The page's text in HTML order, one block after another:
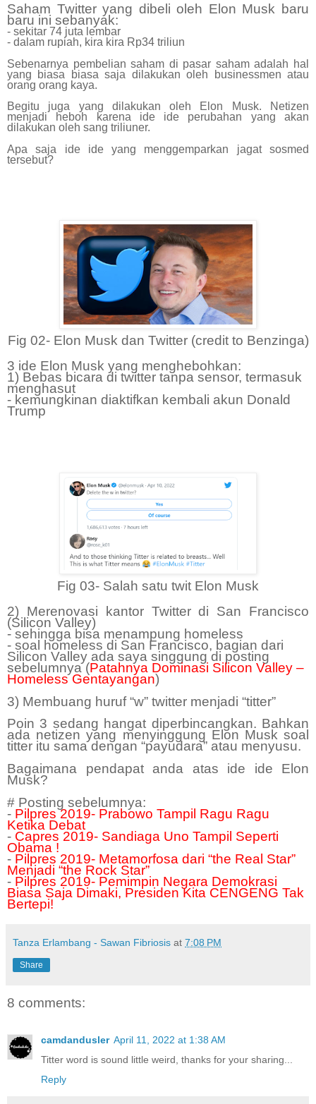
Saham Twitter yang dibeli oleh Elon Musk baru
baru ini sebanyak:
- sekitar 74 juta lembar
- dalam rupiah, kira kira Rp34 triliun
Sebenarnya pembelian saham di pasar saham adalah hal
yang biasa biasa saja dilakukan oleh businessmen atau
orang orang kaya.
Begitu juga yang dilakukan oleh Elon Musk. Netizen
menjadi heboh karena ide ide perubahan yang akan
dilakukan oleh sang triliuner.
Apa saja ide ide yang menggemparkan jagat sosmed
tersebut?
Fig 02- Elon Musk dan Twitter (credit to Benzinga)
3 ide Elon Musk yang menghebohkan:
1) Bebas bicara di twitter tanpa sensor, termasuk
menghasut
- kemungkinan diaktifkan kembali akun Donald
Trump
Fig 03- Salah satu twit Elon Musk
2) Merenovasi kantor Twitter di San Francisco
(Silicon Valley)
- sehingga bisa menampung homeless
- soal homeless di San Francisco, bagian dari
Silicon Valley ada saya singgung di posting
sebelumnya (Patahnya Dominasi Silicon Valley –
Homeless Gentayangan)
3) Membuang huruf “w” twitter menjadi “titter”
Poin 3 sedang hangat diperbincangkan. Bahkan
ada netizen yang menyinggung Elon Musk soal
titter itu sama dengan “payudara” atau menyusu.
Bagaimana pendapat anda atas ide ide Elon
Musk?
# Posting sebelumnya:
- Pilpres 2019- Prabowo Tampil Ragu Ragu
Ketika Debat
- Capres 2019- Sandiaga Uno Tampil Seperti
Obama !
- Pilpres 2019- Metamorfosa dari “the Real Star”
Menjadi “the Rock Star”
- Pilpres 2019- Pemimpin Negara Demokrasi
Biasa Saja Dimaki, Presiden Kita CENGENG Tak
Bertepi!
Tanza Erlambang - Sawan Fibriosis at 7:08 PM
Share
8 comments:
camdandusler April 11, 2022 at 1:38 AM
Titter word is sound little weird, thanks for your sharing...
Reply